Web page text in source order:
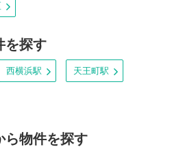
を探す
西横浜駅 天王町駅
ら物件を探す